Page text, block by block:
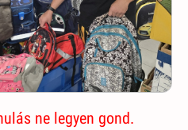
ne legyen gond.